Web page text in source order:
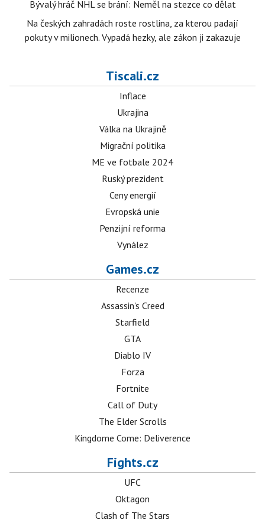
Bývalý hráč NHL se brání: Neměl na stezce co dělat
Na českých zahradách roste rostlina, za kterou padají
pokuty v milionech. Vypadá hezky, ale zákon ji zakazuje
Tiscali.cz
Inflace
Ukrajina
Válka na Ukrajině
Migrační politika
ME ve fotbale 2024
Ruský prezident
Ceny energií
Evropská unie
Penzijní reforma
Vynález
Games.cz
Recenze
Assassin's Creed
Starfield
GTA
Diablo IV
Forza
Fortnite
Call of Duty
The Elder Scrolls
Kingdome Come: Deliverence
Fights.cz
UFC
Oktagon
Clash of The Stars